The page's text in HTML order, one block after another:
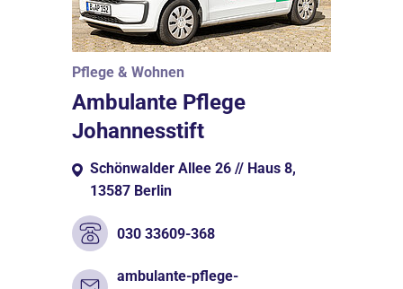
Pflege & Wohnen
Ambulante Pflege
Johannesstift
Schönwalder Allee 26 // Haus 8,
13587 Berlin
030 33609-368
ambulante-pflege-